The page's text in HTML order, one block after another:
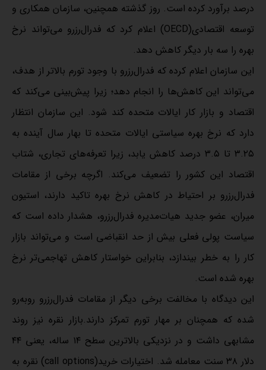
درصد برآورد کرده است. روز گذشته همچنین، سازمان همکاری و
توسعه اقتصادی(OECD) اعلام کرد که فدرال‌رزرو می‌تواند نرخ
بهره را سه بار دیگر کاهش دهد.
این سازمان اعلام کرده که فدرال‌رزرو با وجود تورم بالاتر از هدف،
می‌تواند این کاهش‌ها را انجام دهد؛ زیرا پیش‌بینی می‌کند که
اقتصاد و بازار کار ایالات متحده کند شود. این سازمان انتظار
دارد که نرخ بهره سیاستی ایالات متحده تا بهار سال آینده به
۳.۲۵ تا ۳.۵ درصد کاهش یابد، زیرا تعرفه‌های تجاری، شتاب
اقتصاد این کشور را تضعیف می‌کند. اگرچه برخی از مقامات
فدرال‌رزرو بر احتیاط در کاهش نرخ بهره تاکید دارند، استیون
میران، عضو جدید هیات‌مدیره فدرال‌رزرو، هشدار داده است که
سیاست پولی فعلی بیش از حد انقباضی است و می‌تواند بازار
کار را به خطر بیندازد، بنابراین خواستار کاهش تهاجمی‌تر نرخ
بهره شده است.
این دیدگاه با مخالفت برخی دیگر از مقامات فدرال‌رزرو روبه‌رو
شده که همچنان بر مهار تورم تمرکز دارند.بازار نقره نیز روند
مشابهی داشت و در نزدیکی بالاترین سطح ۱۴ ساله، یعنی ۴۴
دلار ۳۸ سنت معامله شد. اختیارات خرید(call options) نقره به